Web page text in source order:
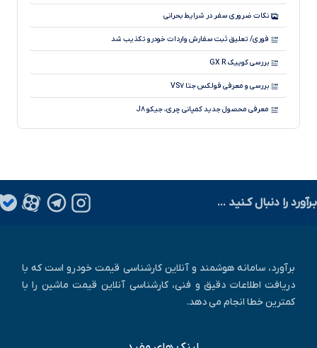
قیمت بازار و کارخانه خودروهای مدیران خودرو، هفته آخر تیر ۱۴۰۵
قیمت بازار و کارخانه خودروهای ایران خودرو، هفته اول مرداد ۱۴۰۵
نکات ضروری سفر در شرایط بحرانی
فوری/ تعلیق ثبت سفارش واردات خودرو تکذیب شد
بررسی کوییک GX R
بررسی و معرفی فولکس جتا VS۷
معرفی محصول جدید کمپانی چری، جیکو J۸
نسخه فول آپشن لاماری ایما با نام لاماری ایما X رونمایی شد!
چگونه کارکرد واقعی خودرو را تشخیص دهیم؟
بـرآورد را دنبال کـنید ...
برآورد، سامانه هوشمند و آنلاین کارشناسی قیمت خودرو است که با
دریافت اطلاعات دقیق و فنی، کارشناسی آنلاین قیمت ماشین را با
کمترین خطا انجام می دهد.